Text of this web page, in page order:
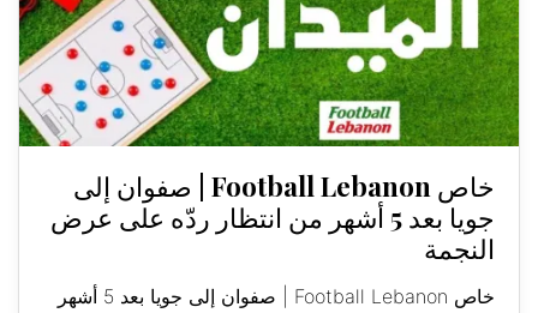
خاص Football Lebanon | صفوان إلى
جويا بعد 5 أشهر من انتظار ردّه على عرض
النجمة
خاص Football Lebanon | صفوان إلى جويا بعد 5 أشهر